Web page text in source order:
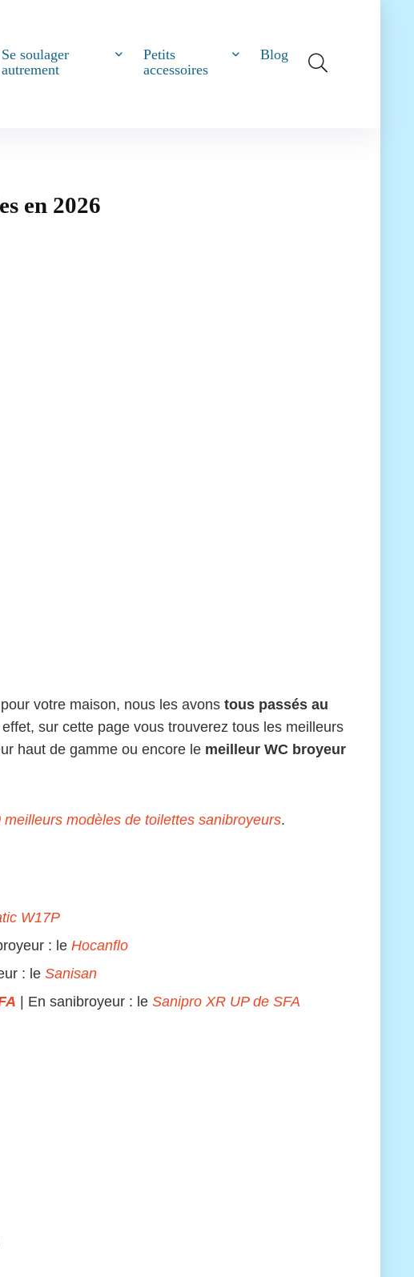
Se soulager
autrement
Petits
accessoires
Blog
en 2026
votre maison, nous les avons tous passés au
sur cette page vous trouverez tous les meilleurs
haut de gamme ou encore le meilleur WC broyeur
modèles de toilettes sanibroyeurs.
W17P
: le Hocanflo
: le Sanisan
| En sanibroyeur : le Sanipro XR UP de SFA